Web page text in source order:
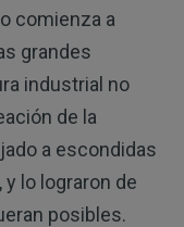
comienza a
grandes
industrial no
de la
a escondidas
lo lograron de
posibles.